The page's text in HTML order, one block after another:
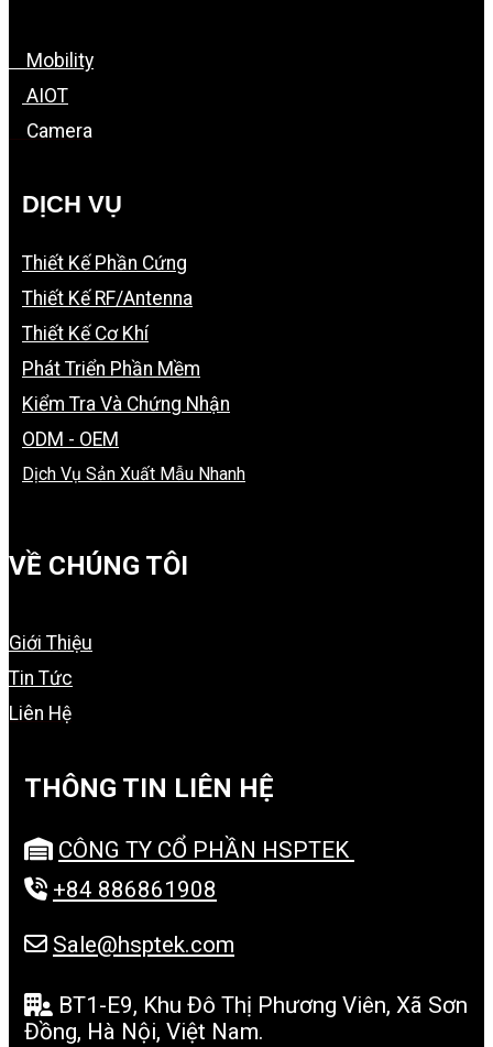
Mobility
AIOT
Camera
DỊCH VỤ
Thiết Kế Phần Cứng
Thiết Kế RF/Antenna
Thiết Kế Cơ Khí
Phát Triển Phần Mềm
Kiểm Tra Và Chứng Nhận
ODM - OEM
Dịch Vụ Sản Xuất Mẫu Nhanh
VỀ CHÚNG TÔI
Giới Thiệu
Tin Tức
Liên Hệ
THÔNG TIN LIÊN HỆ
CÔNG TY CỔ PHẦN HSPTEK
+84 886861908
Sale@hsptek.com
BT1-E9, Khu Đô Thị Phương Viên, Xã Sơn
Đồng, Hà Nội, Việt Nam.